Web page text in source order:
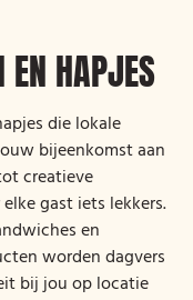
EN HAPJES
die lokale
bijeenkomst aan
creatieve
gast iets lekkers.
en
worden dagvers
bij jou op locatie